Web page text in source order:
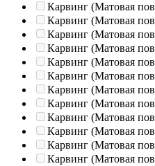
Карвинг (Матовая
Карвинг (Матовая
Карвинг (Матовая
Карвинг (Матовая
Карвинг (Матовая
Карвинг (Матовая
Карвинг (Матовая
Карвинг (Матовая
Карвинг (Матовая
Карвинг (Матовая
Карвинг (Матовая
Карвинг (Матовая